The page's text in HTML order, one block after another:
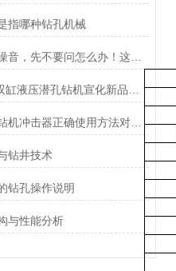
指哪种钻孔机械
挖机液压噪音，先不要问怎么办！这些方法你用了吗
掌握潜孔钻机冲击器正确使用方法对提升施工质量具有重要意义
钻井技术
钻孔操作说明
与性能分析